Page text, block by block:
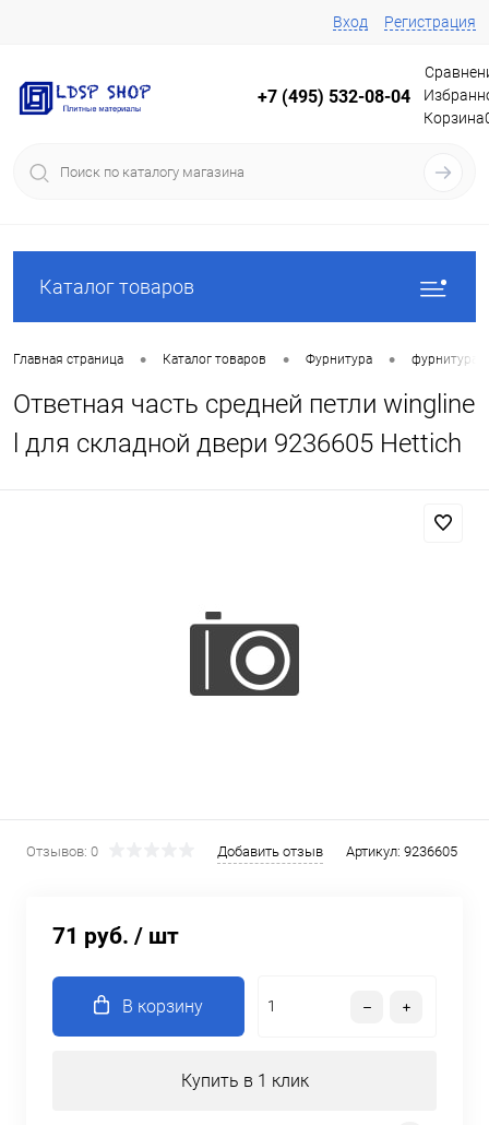
Вход Регистрация
+7 (495) 532-08-04
Корзина
Каталог товаров
Главная страница • Каталог товаров • Фурнитура • фурнитура
Ответная часть средней петли wingline
l для складной двери 9236605 Hettich
Отзывов: 0 Добавить отзыв Артикул: 9236605
71 руб. / шт
В корзину
Купить в 1 клик